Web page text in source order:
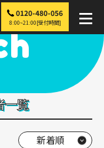
0120-480-056
8:00~21:00[受付時間]
> 須賀川市
一覧